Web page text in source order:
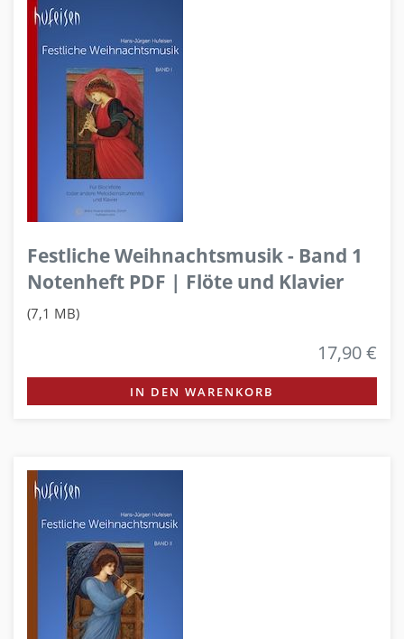
Festliche Weihnachtsmusik - Band 1
Notenheft PDF | Flöte und Klavier
(7,1 MB)
17,90 €
IN DEN WARENKORB